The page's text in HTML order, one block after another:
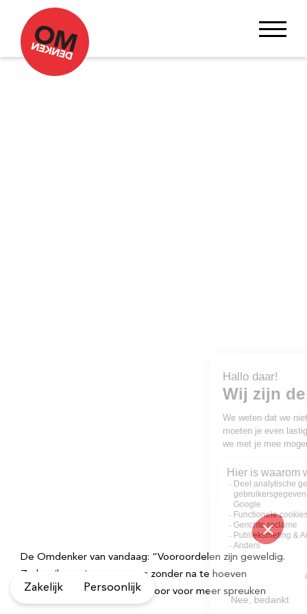
De Omdenker van vandaag: “Vooroordelen zijn geweldig.
Zo kan ik meningen vormen zonder na te hoeven
denken.” – E.B. White – klik door voor meer spreuken
Zakelijk Persoonlijk